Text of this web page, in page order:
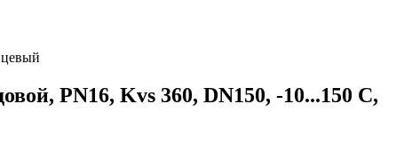
PN16, Kvs 360, DN150, -10...150 C,